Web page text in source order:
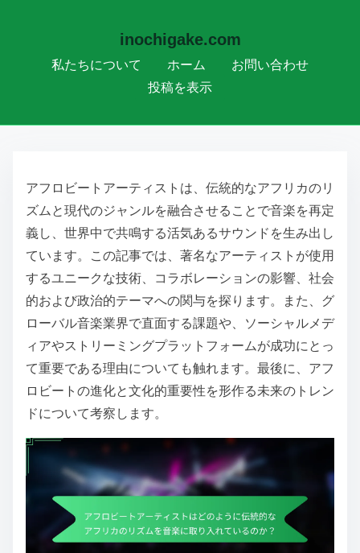
inochigake.com
私たちについて ホーム
お問い合わせ
投稿を表示
アフロビートアーティストは、伝統的なアフリカのリ
ズムと現代のジャンルを融合させることで音楽を再定
義し、世界中で共鳴する活気あるサウンドを生み出し
ています。この記事では、著名なアーティストが使用
するユニークな技術、コラボレーションの影響、社会
的および政治的テーマへの関与を探ります。また、グ
ローバル音楽業界で直面する課題や、ソーシャルメデ
ィアやストリーミングプラットフォームが成功にとっ
て重要である理由についても触れます。最後に、アフ
ロビートの進化と文化的重要性を形作る未来のトレン
ドについて考察します。